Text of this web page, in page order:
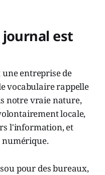
journal est
entreprise de
vocabulaire rappelle
notre vraie nature,
locale,
l'information, et
numérique.
pour des bureaux,